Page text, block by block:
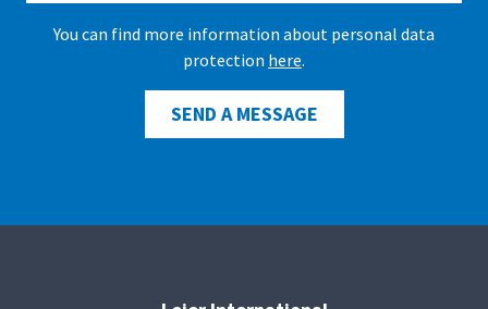
You can find more information about personal data
protection here.
SEND A MESSAGE